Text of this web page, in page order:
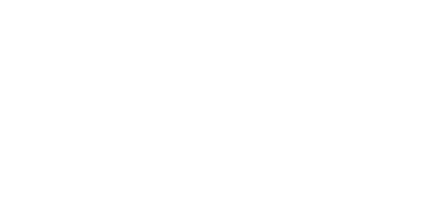
|
fine descrittivo e possono variare senza obbligo di preavviso, quindi riferirsi sempre ai siti web dei rispettivi